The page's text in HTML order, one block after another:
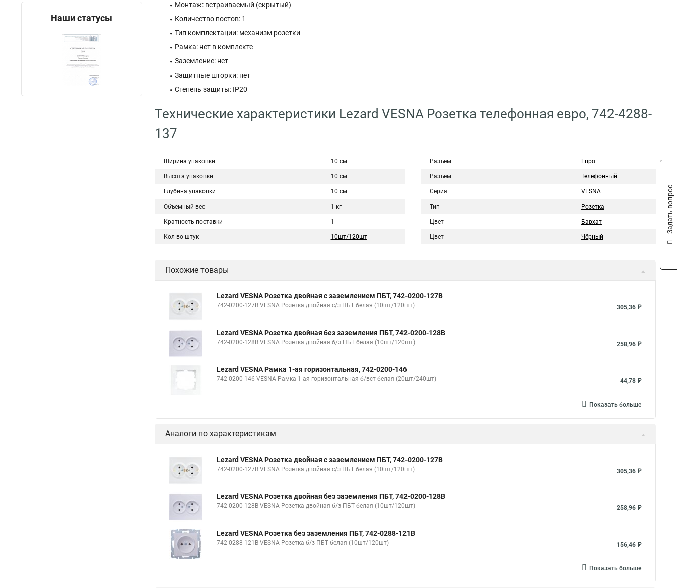
Наши статусы
Монтаж: встраиваемый (скрытый)
Количество постов: 1
Тип комплектации: механизм розетки
Рамка: нет в комплекте
Заземление: нет
Защитные шторки: нет
Степень защиты: IP20
Технические характеристики Lezard VESNA Розетка телефонная евро, 742-4288-
137
Ширина упаковки 10 см
Высота упаковки 10 см
Глубина упаковки 10 см
Объемный вес 1 кг
Кратность поставки 1
Кол-во штук 10шт/120шт
Разъем Евро
Разъем Телефонный
Серия VESNA
Тип Розетка
Цвет Бархат
Цвет Чёрный
Похожие товары
Lezard VESNA Розетка двойная с заземлением ПБТ, 742-0200-127B
742-0200-127В VESNA Розетка двойная с/з ПБТ белая (10шт/120шт) 305,36 ₽
Lezard VESNA Розетка двойная без заземления ПБТ, 742-0200-128B
742-0200-128В VESNA Розетка двойная б/з ПБТ белая (10шт/120шт) 258,96 ₽
Lezard VESNA Рамка 1-ая горизонтальная, 742-0200-146
742-0200-146 VESNA Рамка 1-ая горизонтальная б/вст белая (20шт/240шт) 44,78 ₽
Показать больше
Аналоги по характеристикам
Lezard VESNA Розетка двойная с заземлением ПБТ, 742-0200-127B
742-0200-127В VESNA Розетка двойная с/з ПБТ белая (10шт/120шт) 305,36 ₽
Lezard VESNA Розетка двойная без заземления ПБТ, 742-0200-128B
742-0200-128В VESNA Розетка двойная б/з ПБТ белая (10шт/120шт) 258,96 ₽
Lezard VESNA Розетка без заземления ПБТ, 742-0288-121B
742-0288-121В VESNA Розетка б/з ПБТ белая (10шт/120шт) 156,46 ₽
Показать больше
Задать вопрос